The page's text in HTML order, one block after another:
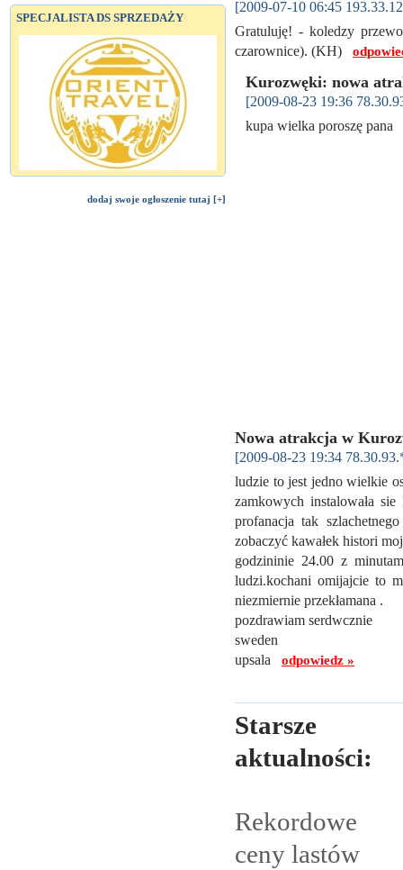
SPECJALISTA DS SPRZEDAŻY
dodaj swoje ogłoszenie tutaj [+]
[2009-07-10 06:45
Gratuluję! - koledzy
czarownice). (KH)
Kurozwęki: nowa
[2009-08-23 19:36
kupa wielka poroszę pana
Nowa atrakcja w
[2009-08-23 19:34
ludzie to jest jedno wielkie
zamkowych instalowała
profanacja tak
zobaczyć kawałek histori
godzininie 24.00 z
ludzi.kochani omijajcie to
niezmiernie przekłamana .
pozdrawiam serdwcznie
sweden
upsala odpowiedz »
Starsze
aktualności:
Rekordowe
ceny lastów